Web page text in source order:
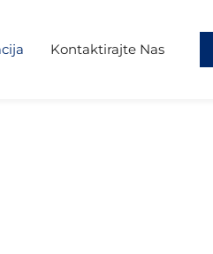
Kontaktirajte Nas